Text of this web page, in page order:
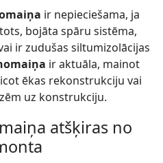
ir nepieciešama, ja
bojāta spāru sistēma,
ir zudušas siltumizolācijas
ir aktuāla, mainot
ēkas rekonstrukciju vai
uz konstrukciju.
atšķiras no